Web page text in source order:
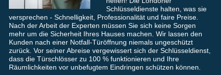
Schlüsseldienste halten, was sie
versprechen - Schnelligkeit, Professionalität und faire Preise.
Nach der Arbeit der Experten müssen Sie sich keine Sorgen
mehr um die Sicherheit Ihres Hauses machen. Wir lassen den
Kunden nach einer Notfall-Türöffnung niemals ungeschützt
zurück. Vor seiner Abreise vergewissert sich der Schlüsseldienst,
dass die Türschlösser zu 100 % funktionieren und Ihre
Räumlichkeiten vor unbefugtem Eindringen schützen können.